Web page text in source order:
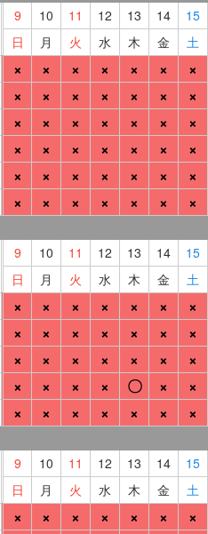
9 10 11 12 13 14
15
日
月 火 水 木 金 土
× × × × × × ×
× × × × × × ×
× × × × × × ×
× × × × × × ×
× × × × × × ×
× × × × × × ×
9 10 11 12 13 14
15
日
月 火 水 木 金 土
× × × × × × ×
× × × × × × ×
× × × × × × ×
× × × × 〇 × ×
× × × × × × ×
9 10 11 12 13 14
15
日
月 火 水 木 金 土
× × × × × × ×